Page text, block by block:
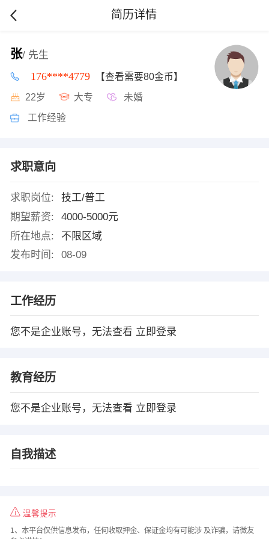
简历详情
张/ 先生
176****4779 【查看需要80金币】
22岁 大专 未婚
工作经验
求职意向
求职岗位:
技工/普工
期望薪资:
4000-5000元
所在地点:
不限区域
发布时间:
08-09
工作经历
您不是企业账号，无法查看 立即登录
教育经历
您不是企业账号，无法查看 立即登录
自我描述
温馨提示
1、本平台仅供信息发布，任何收取押金、保证金均有可能涉 及诈骗，请微友